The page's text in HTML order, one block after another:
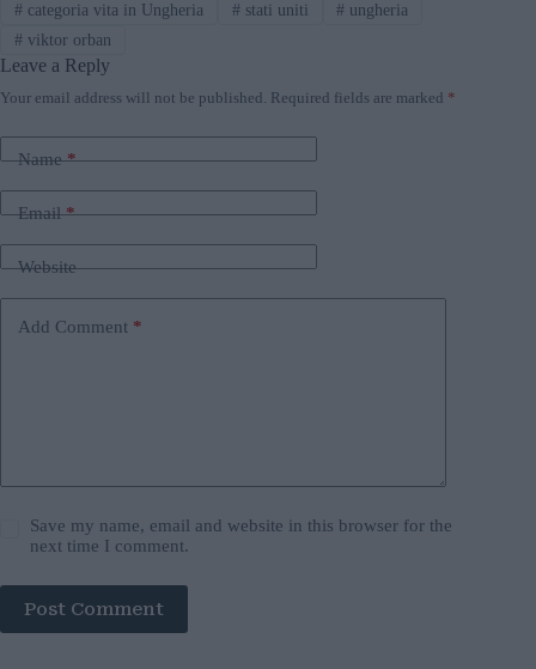
#categoria vita in Ungheria #stati uniti # ungheria
#viktor orban
Leave a Reply
Your email address will not be published. Required fields are marked *
Name*
Email*
Website
Add Comment *
Save my name, email and website in this browser for the
next time I comment.
Post Comment